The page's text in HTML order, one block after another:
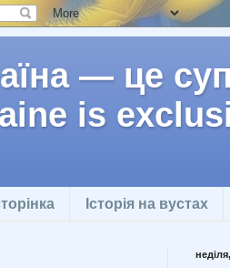
— це
is
Історія на вустах